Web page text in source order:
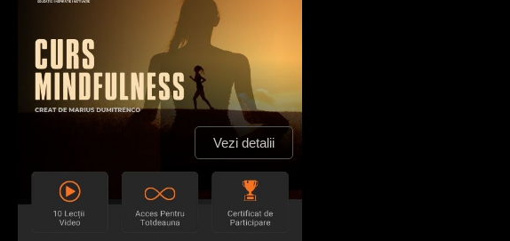
Vezi detalii